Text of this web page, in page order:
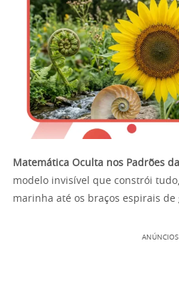
Matemática Oculta nos Padrões
modelo invisível que constrói
marinha até os braços espirais de
ANÚNCIOS